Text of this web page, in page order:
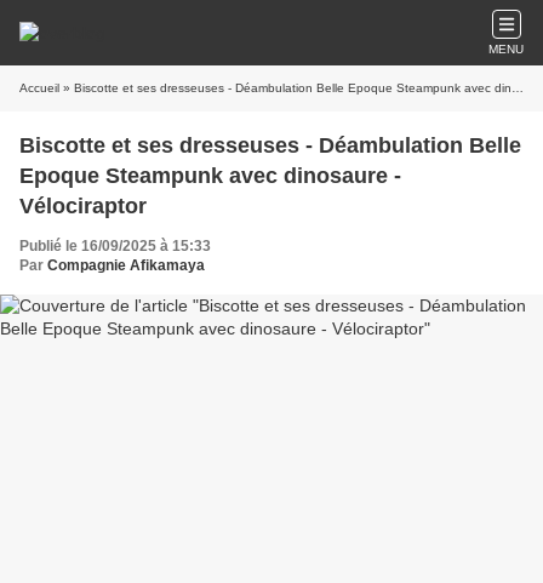
MENU
Accueil » Biscotte et ses dresseuses - Déambulation Belle Epoque Steampunk avec dinosaure - Vélociraptor
Biscotte et ses dresseuses - Déambulation Belle
Epoque Steampunk avec dinosaure -
Vélociraptor
Publié le 16/09/2025 à 15:33
Par Compagnie Afikamaya